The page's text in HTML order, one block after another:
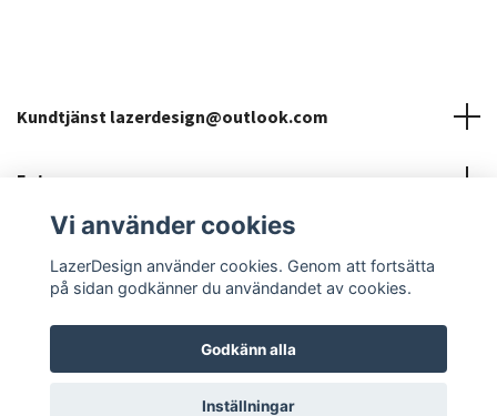
Kundtjänst lazerdesign@outlook.com
Fotmeny
Sociala medier
© 2026 LazerDesign
Vi använder cookies
LazerDesign använder cookies. Genom att fortsätta
på sidan godkänner du användandet av cookies.
Godkänn alla
Inställningar